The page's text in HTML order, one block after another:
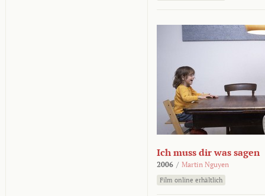
Ich muss dir was sagen
2006 / Martin Nguyen
Film online erhältlich